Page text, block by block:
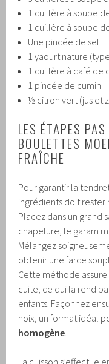
1 cuillère à soupe
1 cuillère à soupe
Une pincée de sel
1 yaourt nature
1 cuillère à café de
1 pincée de cumin
½ citron vert (jus et
LES ÉTAPES
BOULETTES
FRAÎCHE
Pour garantir la
ingrédients doit rester
Placez dans un grand
chapelure, le garam
Mélangez
obtenir une farce
Cette méthode assure
cuite, ce qui la rend
enfants. Façonnez
noix, un format idéal
homogène.